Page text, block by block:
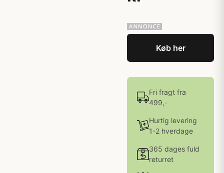
Køb her
Fri fragt fra
499,-
Hurtig levering
1-2 hverdage
365 dages fuld
returret